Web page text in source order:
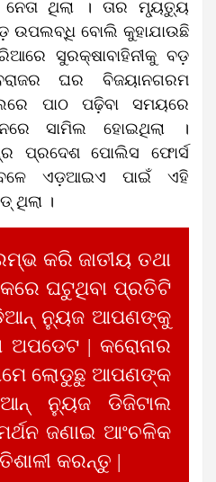
ଥିଲା । ତାର ମ୍ୟୃତ୍ୟୁ
ଉପଲବ୍ଧି ବୋଲି କୁହାଯାଉଛି
ସୁରକ୍ଷାବାହିନୀକୁ ବଡ଼
ଘର ବିଜୟାନଗରମ
ପାଠ ପଢ଼ିବା ସମୟରେ
ସାମିଲ ହୋଇଥିଲା ।
ପ୍ରଦେଶ ପୋଲିସ ଫୋର୍ସ
ଏଡ଼ଆଇଏ ପାଇଁ ଏହି
ଥିଲା ।
କରି ଜାତୀୟ ତଥା
ଘଟୁଥିବା ପ୍ରତିଟି
ନ୍ୟୁଜ ଆପଣଙ୍କୁ
ଅପଡେଟ | କରୋନାର
ଲୋଡୁଛୁ ଆପଣଙ୍କ
ନ୍ୟୁଜ ଡିଜିଟାଲ
ଜଣାଇ ଆଂଚଳିକ
କରନ୍ତୁ |